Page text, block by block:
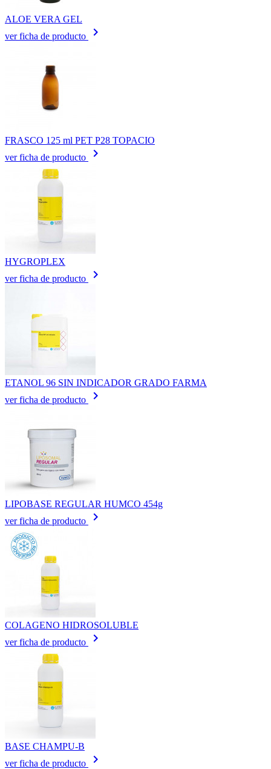
ALOE VERA GEL
ver ficha de producto
keyboard_arrow_right
FRASCO 125 ml PET P28 TOPACIO
ver ficha de producto
keyboard_arrow_right
HYGROPLEX
ver ficha de producto
keyboard_arrow_right
ETANOL 96 SIN INDICADOR GRADO FARMA
ver ficha de producto
keyboard_arrow_right
LIPOBASE REGULAR HUMCO 454g
ver ficha de producto
keyboard_arrow_right
COLAGENO HIDROSOLUBLE
ver ficha de producto
keyboard_arrow_right
BASE CHAMPU-B
ver ficha de producto
keyboard_arrow_right